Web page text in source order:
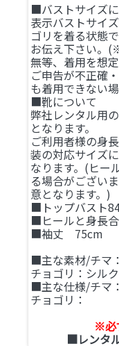
■バストサイズ
表示バストサイ
ゴリを着る状態
お伝え下さい。
無等、着用を想
ご申告が不正確
も着用できない
■靴について
弊社レンタル用
となります。
ご利用者様の身
装の対応サイズ
なります。(ヒー
る場合がござい
意となります。)
■トップバスト
■ヒールと身長
■袖丈 75cm
■主な素材/チマ
チョゴリ：シルク
■主な仕様/チマ
チョゴリ：
※必
■レンタ